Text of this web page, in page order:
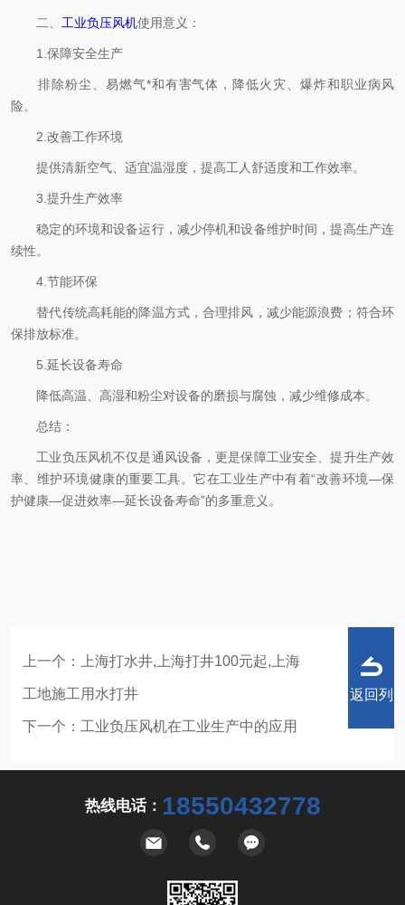
二、 工业负压风机使用意义：
1.保障安全生产
排除粉尘、易燃气*和有害气体，降低火灾、爆炸和职业病风
险。
2.改善工作环境
提供清新空气、适宜温湿度，提高工人舒适度和工作效率。
3.提升生产效率
稳定的环境和设备运行，减少停机和设备维护时间，提高生产连
续性。
4.节能环保
替代传统高耗能的降温方式，合理排风，减少能源浪费；符合环
保排放标准。
5.延长设备寿命
降低高温、高湿和粉尘对设备的磨损与腐蚀，减少维修成本。
总结：
工业负压风机不仅是通风设备，更是保障工业安全、提升生产效
率、维护环境健康的重要工具。它在工业生产中有着“改善环境—保
护健康—促进效率—延长设备寿命”的多重意义。
上一个： 上海打水井,上海打井100元起,上海
工地施工用水打井
下一个： 工业负压风机在工业生产中的应用
返回列
热线电话： 18550432778